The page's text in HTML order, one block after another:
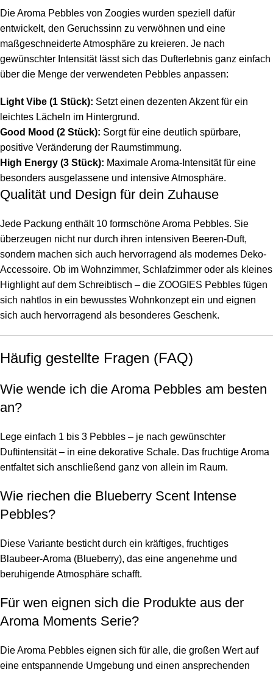
Die Aroma Pebbles von Zoogies wurden speziell dafür
entwickelt, den Geruchssinn zu verwöhnen und eine
maßgeschneiderte Atmosphäre zu kreieren. Je nach
gewünschter Intensität lässt sich das Dufterlebnis ganz einfach
über die Menge der verwendeten Pebbles anpassen:
Light Vibe (1 Stück): Setzt einen dezenten Akzent für ein
leichtes Lächeln im Hintergrund.
Good Mood (2 Stück): Sorgt für eine deutlich spürbare,
positive Veränderung der Raumstimmung.
High Energy (3 Stück): Maximale Aroma-Intensität für eine
besonders ausgelassene und intensive Atmosphäre.
Qualität und Design für dein Zuhause
Jede Packung enthält 10 formschöne Aroma Pebbles. Sie
überzeugen nicht nur durch ihren intensiven Beeren-Duft,
sondern machen sich auch hervorragend als modernes Deko-
Accessoire. Ob im Wohnzimmer, Schlafzimmer oder als kleines
Highlight auf dem Schreibtisch – die ZOOGIES Pebbles fügen
sich nahtlos in ein bewusstes Wohnkonzept ein und eignen
sich auch hervorragend als besonderes Geschenk.
Häufig gestellte Fragen (FAQ)
Wie wende ich die Aroma Pebbles am besten
an?
Lege einfach 1 bis 3 Pebbles – je nach gewünschter
Duftintensität – in eine dekorative Schale. Das fruchtige Aroma
entfaltet sich anschließend ganz von allein im Raum.
Wie riechen die Blueberry Scent Intense
Pebbles?
Diese Variante besticht durch ein kräftiges, fruchtiges
Blaubeer-Aroma (Blueberry), das eine angenehme und
beruhigende Atmosphäre schafft.
Für wen eignen sich die Produkte aus der
Aroma Moments Serie?
Die Aroma Pebbles eignen sich für alle, die großen Wert auf
eine entspannende Umgebung und einen ansprechenden